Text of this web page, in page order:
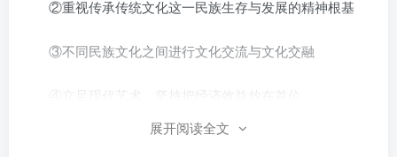
②重视传承传统文化这一民族生存与发展的精神根基
③不同民族文化之间进行文化交流与文化交融
④立足现代艺术，坚持把经济效益放在首位
A.①② B.①③ C.②④ D.③④
展开阅读全文